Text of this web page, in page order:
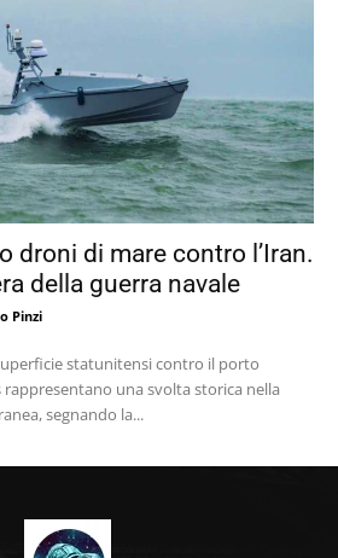
droni di mare contro l’Iran.
della guerra navale
Pinzi
statunitensi contro il porto
una svolta storica nella
segnando la...